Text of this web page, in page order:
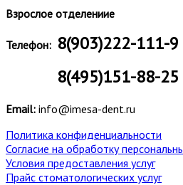
Взрослое отделениие
Телефон: 8(903)222-111-9
8(495)151-88-25
Email: info@imesa-dent.ru
Политика конфиденциальности
Согласие на обработку
Условия предоставления услуг
Прайс стоматологических услуг